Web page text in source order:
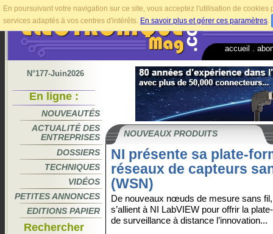
En poursuivant votre navigation sur ce site, vous acceptez l'utilisation de
services adaptés à vos centres d'intérêts. En savoir plus et gérer ces paramètres.
accueil
N°177-Juin2026
En ligne :
NOUVEAUTÉS
ACTUALITÉ DES
ENTREPRISES
DOSSIERS
TECHNIQUES
VIDÉOS
PETITES ANNONCES
EDITIONS PAPIER
Rechercher
NOUVEAUX PRODUITS
NI présente sa plate-
réseaux de capteurs
(WSN)
De nouveaux nœuds de mesure sans
s’allient à NI LabVIEW pour offrir la
de surveillance à distance l’innovation...